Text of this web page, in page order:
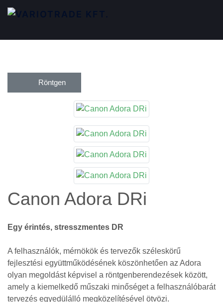
Röntgen
Canon Adora DRi
Egy érintés, stresszmentes DR
A felhasználók, mérnökök és tervezők széleskörű
fejlesztési együttműködésének köszönhetően az Adora
olyan megoldást képvisel a röntgenberendezések között,
amely a kiemelkedő műszaki minőséget a felhasználóbarát
tervezés egyedülálló megközelítésével ötvözi.